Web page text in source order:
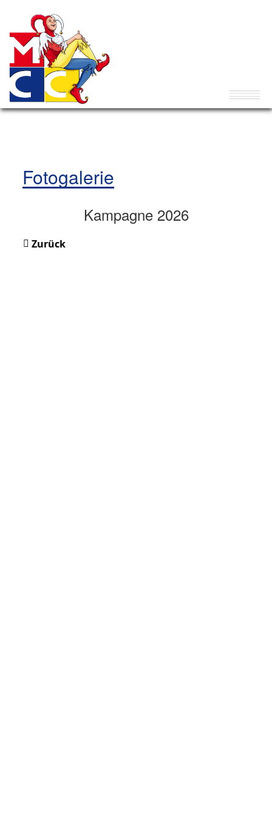
Fotogalerie
Kampagne 2026
Zurück